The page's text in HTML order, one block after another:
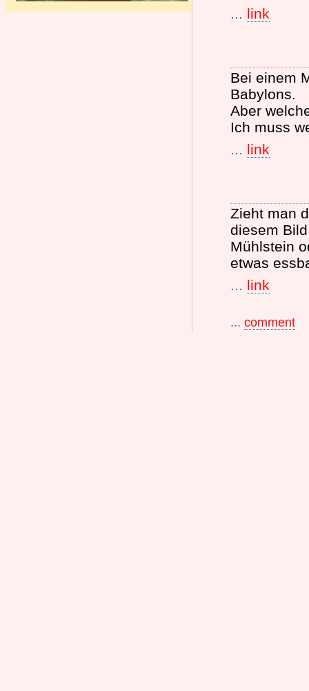
... link
Bei einem
Babylons.
Aber
Ich muss
... link
Zieht man
diesem
Mühlstein
etwas
... link
... comment